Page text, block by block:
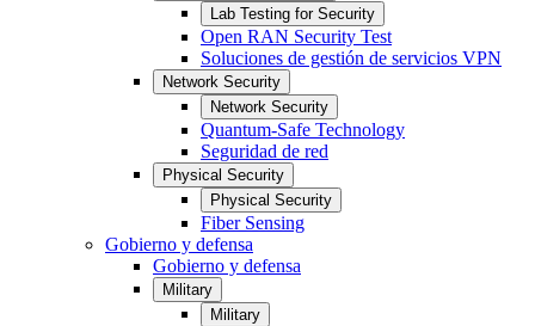
Lab Testing for Security
Open RAN Security Test
Soluciones de gestión de servicios VPN
Network Security
Network Security
Quantum-Safe Technology
Seguridad de red
Physical Security
Physical Security
Fiber Sensing
Gobierno y defensa
Gobierno y defensa
Military
Military